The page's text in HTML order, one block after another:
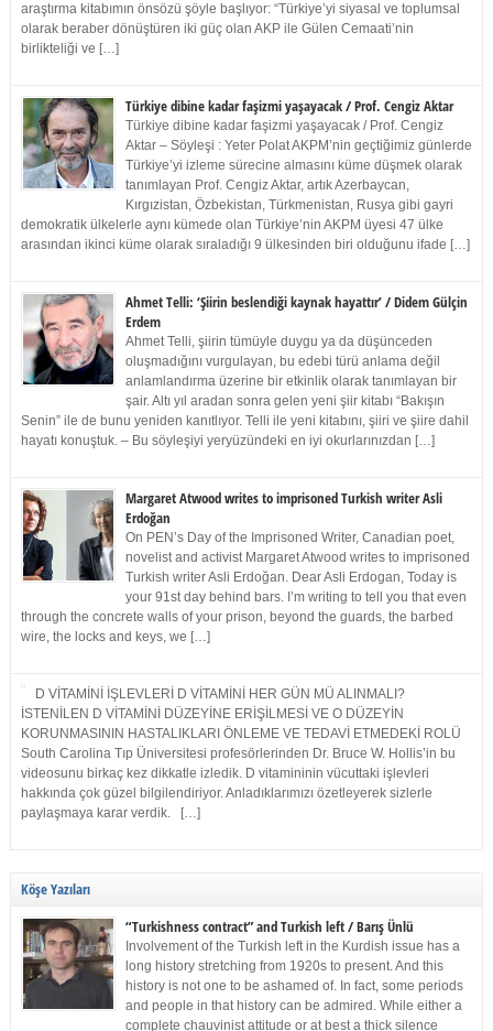
araştırma kitabımın önsözü şöyle başlıyor: “Türkiye’yi siyasal ve toplumsal
olarak beraber dönüştüren iki güç olan AKP ile Gülen Cemaati’nin
birlikteliği ve […]
Türkiye dibine kadar faşizmi yaşayacak / Prof. Cengiz Aktar
Türkiye dibine kadar faşizmi yaşayacak / Prof. Cengiz
Aktar – Söyleşi : Yeter Polat AKPM’nin geçtiğimiz günlerde
Türkiye’yi izleme sürecine almasını küme düşmek olarak
tanımlayan Prof. Cengiz Aktar, artık Azerbaycan,
Kırgızistan, Özbekistan, Türkmenistan, Rusya gibi gayri
demokratik ülkelerle aynı kümede olan Türkiye’nin AKPM üyesi 47 ülke
arasından ikinci küme olarak sıraladığı 9 ülkesinden biri olduğunu ifade […]
Ahmet Telli: ‘Şiirin beslendiği kaynak hayattır’ / Didem Gülçin
Erdem
Ahmet Telli, şiirin tümüyle duygu ya da düşünceden
oluşmadığını vurgulayan, bu edebi türü anlama değil
anlamlandırma üzerine bir etkinlik olarak tanımlayan bir
şair. Altı yıl aradan sonra gelen yeni şiir kitabı “Bakışın
Senin” ile de bunu yeniden kanıtlıyor. Telli ile yeni kitabını, şiiri ve şiire dahil
hayatı konuştuk. – Bu söyleşiyi yeryüzündeki en iyi okurlarınızdan […]
Margaret Atwood writes to imprisoned Turkish writer Asli
Erdoğan
On PEN’s Day of the Imprisoned Writer, Canadian poet,
novelist and activist Margaret Atwood writes to imprisoned
Turkish writer Asli Erdoğan. Dear Asli Erdogan, Today is
your 91st day behind bars. I’m writing to tell you that even
through the concrete walls of your prison, beyond the guards, the barbed
wire, the locks and keys, we […]
D VİTAMİNİ İŞLEVLERİ D VİTAMİNİ HER GÜN MÜ ALINMALI?
İSTENİLEN D VİTAMİNİ DÜZEYİNE ERİŞİLMESİ VE O DÜZEYİN
KORUNMASININ HASTALIKLARI ÖNLEME VE TEDAVİ ETMEDEKİ ROLÜ
South Carolina Tıp Üniversitesi profesörlerinden Dr. Bruce W. Hollis’in bu
videosunu birkaç kez dikkatle izledik. D vitamininin vücuttaki işlevleri
hakkında çok güzel bilgilendiriyor. Anladıklarımızı özetleyerek sizlerle
paylaşmaya karar verdik. […]
Köşe Yazıları
“Turkishness contract” and Turkish left / Barış Ünlü
Involvement of the Turkish left in the Kurdish issue has a
long history stretching from 1920s to present. And this
history is not one to be ashamed of. In fact, some periods
and people in that history can be admired. While either a
complete chauvinist attitude or at best a thick silence